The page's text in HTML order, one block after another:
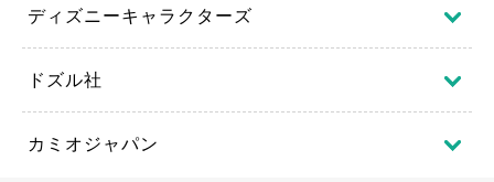
ディズニーキャラクターズ
ドズル社
カミオジャパン